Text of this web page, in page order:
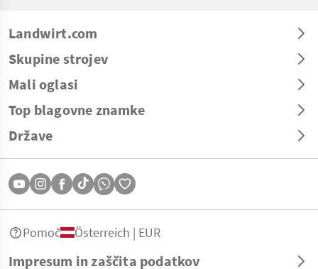
Landwirt.com
Skupine strojev
Mali oglasi
Top blagovne znamke
Države
Impresum in zaščita podatkov
Pomoč Österreich | EUR